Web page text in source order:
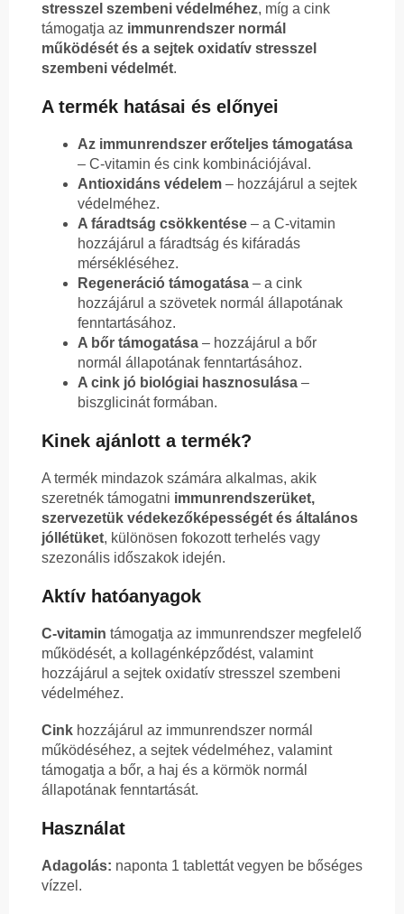
stresszel szembeni védelméhez, míg a cink
támogatja az immunrendszer normál
működését és a sejtek oxidatív stresszel
szembeni védelmét.
A termék hatásai és előnyei
Az immunrendszer erőteljes támogatása
– C-vitamin és cink kombinációjával.
Antioxidáns védelem – hozzájárul a sejtek
védelméhez.
A fáradtság csökkentése – a C-vitamin
hozzájárul a fáradtság és kifáradás
mérsékléséhez.
Regeneráció támogatása – a cink
hozzájárul a szövetek normál állapotának
fenntartásához.
A bőr támogatása – hozzájárul a bőr
normál állapotának fenntartásához.
A cink jó biológiai hasznosulása –
biszglicinát formában.
Kinek ajánlott a termék?
A termék mindazok számára alkalmas, akik
szeretnék támogatni immunrendszerüket,
szervezetük védekezőképességét és általános
jóllétüket, különösen fokozott terhelés vagy
szezonális időszakok idején.
Aktív hatóanyagok
C-vitamin támogatja az immunrendszer megfelelő
működését, a kollagénképződést, valamint
hozzájárul a sejtek oxidatív stresszel szembeni
védelméhez.
Cink hozzájárul az immunrendszer normál
működéséhez, a sejtek védelméhez, valamint
támogatja a bőr, a haj és a körmök normál
állapotának fenntartását.
Használat
Adagolás: naponta 1 tablettát vegyen be bőséges
vízzel.